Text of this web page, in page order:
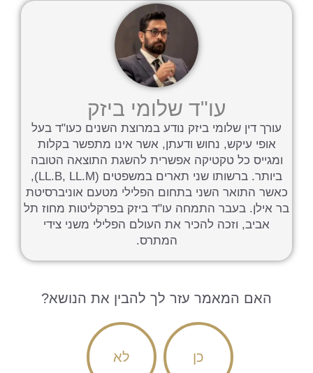
עו"ד שלומי ביזק
עורך דין שלומי ביזק נודע במרוצת השנים כעו"ד בעל
אופי עיקש, נחוש ודעתן, אשר אינו מתפשר בקלות
ומגייס כל טקטיקה אפשרית להשגת התוצאה הטובה
ביותר. ברשותו שני תארים במשפטים (LL.B, LL.M),
כאשר התואר השני בתחום הפלילי מטעם אוניברסיטת
בר אילן. בעבר התמחה עו"ד ביזק בפרקליטות מחוז תל
אביב, וזכה להכיר את העולם הפלילי משני צידי
המתרס.
האם המאמר עזר לך להבין את הנושא?
כן לא